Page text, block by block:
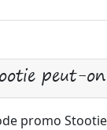
peut-
promo